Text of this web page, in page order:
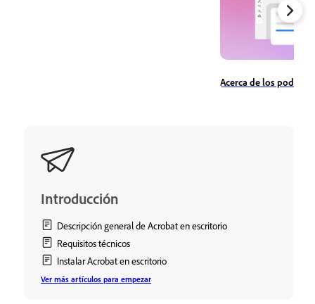
Acerca de los podcast
Introducción
Descripción general de Acrobat en escritorio
Requisitos técnicos
Instalar Acrobat en escritorio
Ver más artículos para empezar